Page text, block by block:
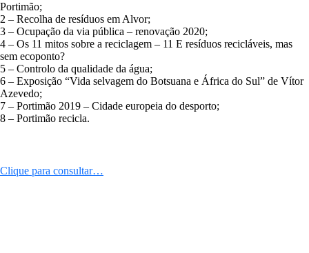
Portimão;
2 – Recolha de resíduos em Alvor;
3 – Ocupação da via pública – renovação 2020;
4 – Os 11 mitos sobre a reciclagem – 11 E resíduos recicláveis, mas
sem ecoponto?
5 – Controlo da qualidade da água;
6 – Exposição “Vida selvagem do Botsuana e África do Sul” de Vítor
Azevedo;
7 – Portimão 2019 – Cidade europeia do desporto;
8 – Portimão recicla.
Clique para consultar…